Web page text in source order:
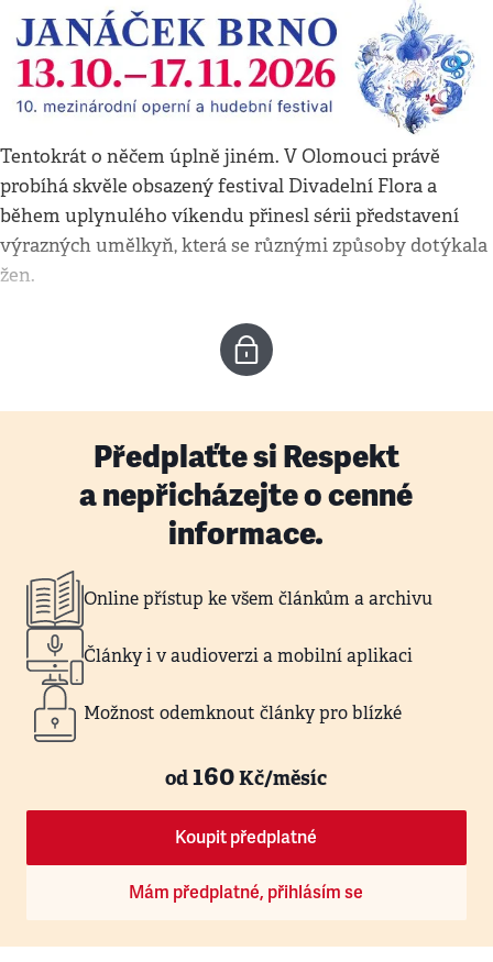
Tentokrát o něčem úplně jiném. V Olomouci právě
probíhá skvěle obsazený festival Divadelní Flora a
během uplynulého víkendu přinesl sérii představení
výrazných umělkyň, která se různými způsoby dotýkala
žen.
Předplaťte si Respekt
a nepřicházejte o cenné
informace.
Online přístup ke všem článkům a archivu
Články i v audioverzi a mobilní aplikaci
Možnost odemknout články pro blízké
od160Kč/měsíc
Koupit předplatné
Mám předplatné, přihlásím se